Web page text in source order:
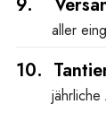
aller
10.